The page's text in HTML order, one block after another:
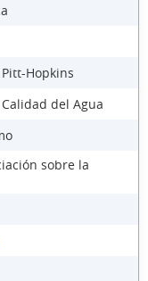
Hopkins
del Agua
sobre la